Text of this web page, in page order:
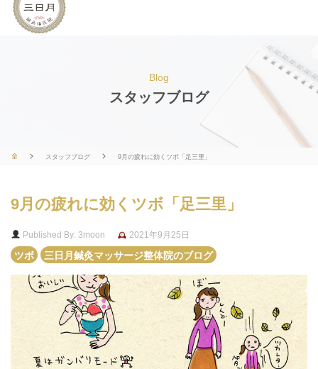
Blog
スタッフブログ
スタッフブログ 9月の疲れに効くツボ「足三里」
9月の疲れに効くツボ「足三里」
Published By: 3moon
2021年9月25日
ツボ
三日月鍼灸マッサージ整体院のブログ